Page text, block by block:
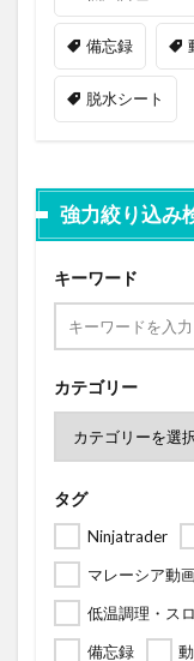
備忘録
脱水シート
強力絞り込み
キーワード
カテゴリー
タグ
Ninjatrader
マレーシア動
低温調理・ス
備忘録